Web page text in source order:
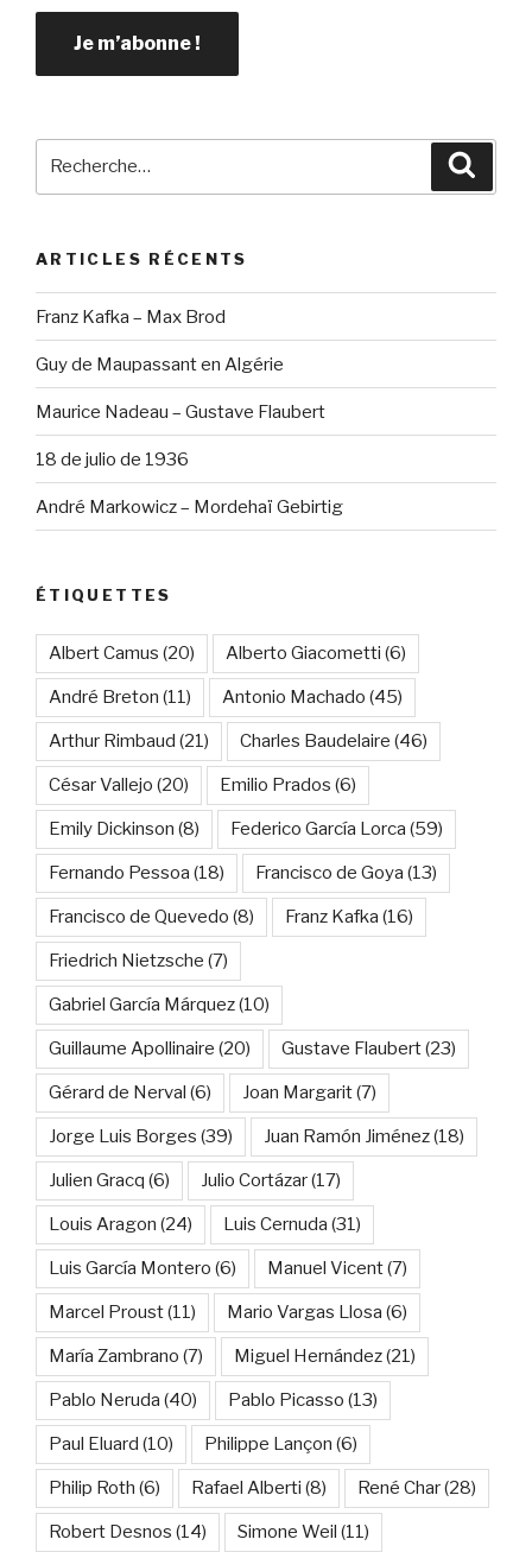
ARTICLES RÉCENTS
Franz Kafka – Max Brod
Guy de Maupassant en Algérie
Maurice Nadeau – Gustave Flaubert
18 de julio de 1936
André Markowicz – Mordehaï Gebirtig
ÉTIQUETTES
Albert Camus (20) Alberto Giacometti (6)
André Breton (11) Antonio Machado (45)
Arthur Rimbaud (21) Charles Baudelaire (46)
César Vallejo (20) Emilio Prados (6)
Emily Dickinson (8) Federico García Lorca (59)
Fernando Pessoa (18) Francisco de Goya (13)
Francisco de Quevedo (8) Franz Kafka (16)
Friedrich Nietzsche (7)
Gabriel García Márquez(10)
Guillaume Apollinaire (20) Gustave Flaubert(23)
Gérard de Nerval (6) Joan Margarit(7)
Jorge Luis Borges (39) Juan Ramón Jiménez(18)
Julien Gracq (6) Julio Cortázar(17)
Louis Aragon (24) Luis Cernuda (31)
Luis García Montero (6) Manuel Vicent(7)
Marcel Proust(11) Mario Vargas Llosa (6)
María Zambrano (7) Miguel Hernández(21)
Pablo Neruda (40) Pablo Picasso (13)
Paul Eluard (10) Philippe Lançon (6)
Philip Roth (6) Rafael Alberti (8) René Char(28)
Robert Desnos (14) Simone Weil (11)